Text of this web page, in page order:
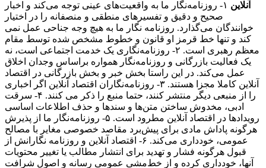
آنلاین
۱- روزنامه‌نگار ما به واقعیت‌های عینی توجه می‌کند و اخبار
صحیح و دقیق و تفسیرهای منطقی و منصفانه را در اختیار
خوانندگان می‌گذارد. روزنامه نگار ما به هیچ وجه جناحی عمل نمی
کند و تنها خط قرمز او قانون و خطوط مشخص شده توسط مقام
معظم رهبری است. ۲- روزنامه‌نگاری یک خدمت اجتماعی است، نه
یک فعالیت بازرگانی و روزنامه‌نگار همواره براساس وجدان اخلاق
عمل می‌کند. در این راستا بخش خبر و بخش بازرگانی در اقتصاد
آنلاین کاملا مجزا هستند. ۳- روزنامه‌نگاران اقتصاد آنلاین اگر اخباری
را از منبعی دیگر منتشر کنند، حتما منبع را ذکر می کنند. ۴- سرقت
ادبی، مخدوش ساختن متن‌ها و سندها و حذف اطلاعات اساسی
رویدادها در اقتصاد آنلاین مطرود است. ۵- روزنامه‌نگار ما از پذیرش
هرگونه پاداش مادی برای پیش‌برد مقاصد خصوصی مغایر با مصالح
عمومی، خودداری می‌کند. ۶- اقتصاد آنلاین و روزنامه نگارانش از
قبول هرگونه فشار و تهدید برای انتشار مطالب یا تغییر محتویات
آنها، خودداری کرده و از خط‌مشی عمومی رسانه و اصول شرافت